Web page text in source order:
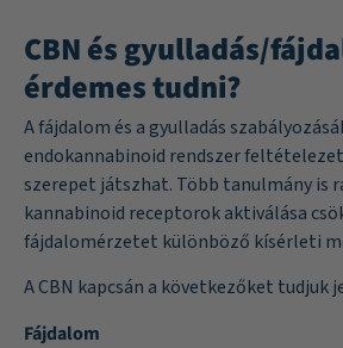
CBN és gyulladás/
érdemes tudni?
A fájdalom és a gyulladás
endokannabinoid rendszer
szerepet játszhat. Több tanulmány is
kannabinoid receptorok aktiválása
fájdalomérzetet különböző kísérleti
A CBN kapcsán a következőket tudjuk
Fájdalom